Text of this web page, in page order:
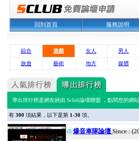
回到首頁 服務說明
綜合 遊戲 女人 男人
旅遊 藝術 地方 媒體
導出排行榜是網友經由 Sclub論壇聯盟 ，點閱您的網
有 300 項結果，以下是第 1-30 項。
爆音車隊論壇 Since :